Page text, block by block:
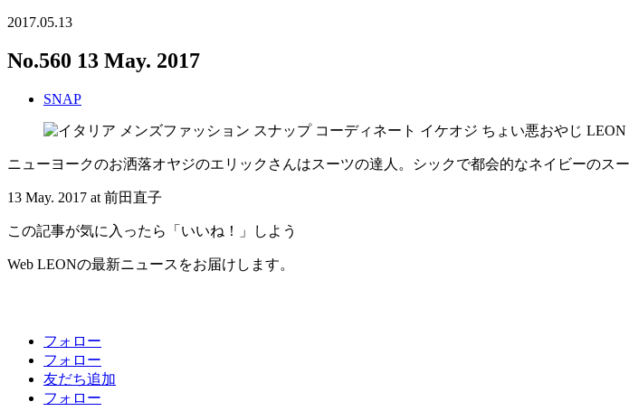
2017.05.13
No.560 13 May. 2017
SNAP
ニューヨークのお洒落オヤジのエリックさんはスーツの達人。シックで都会的なネイビーのス
13 May. 2017 at 前田直子
この記事が気に入ったら「いいね！」しよう
Web LEONの最新ニュースをお届けします。
フォロー
フォロー
友だち追加
フォロー